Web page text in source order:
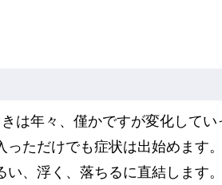
は年々、僅かですが変化してい
ただけでも症状は出始めます。
、浮く、落ちるに直結します